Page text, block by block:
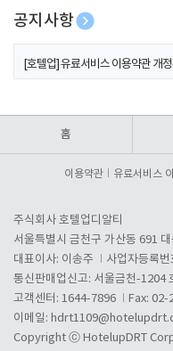
공지사항
[호텔업] 개인정보 처리방침 개정본1
[호텔업] 유료서비스 이용약관 개정
홈
이용약관 유료서비스
주식회사 호텔업디알티
서울특별시 금천구 가산동 691
대표이사: 이송주
사업자등록
통신판매업신고: 서울금천-1204
고객센터: 1644-7896
Fax: 02-
이메일:
Copyright ⓒ HotelupDRT